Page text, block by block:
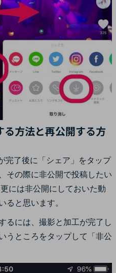
方法と再公開する方
完了後に「シェア」をタップ
その際に非公開で投稿したい
には非公開にしておいた動
ると思います。
るには、撮影と加工が完了し
うところをタップして「非公